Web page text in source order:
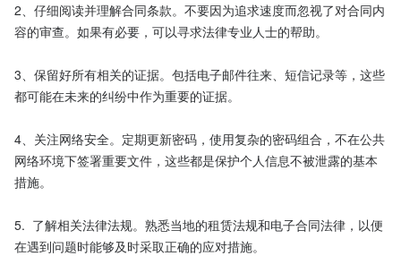
2、仔细阅读并理解合同条款。不要因为追求速度而忽视了对合同内
容的审查。如果有必要，可以寻求法律专业人士的帮助。
3、保留好所有相关的证据。包括电子邮件往来、短信记录等，这些
都可能在未来的纠纷中作为重要的证据。
4、关注网络安全。定期更新密码，使用复杂的密码组合，不在公共
网络环境下签署重要文件，这些都是保护个人信息不被泄露的基本
措施。
5.  了解相关法律法规。熟悉当地的租赁法规和电子合同法律，以便
在遇到问题时能够及时采取正确的应对措施。